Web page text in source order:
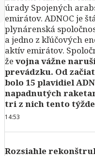
úrady Spojených
emirátov. ADNOC je
plynárenská
a jedno z kľúčových
aktív emirátov.
že vojna vážne
prevádzku. Od
bolo 15 plavidiel
napadnutých
tri z nich tento
14:53
Rozsiahle